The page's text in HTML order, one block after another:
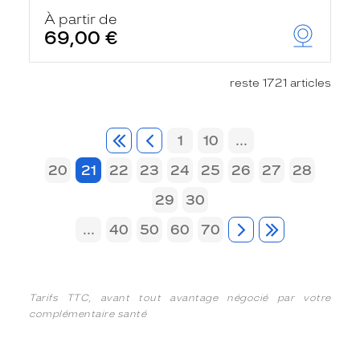
À partir de
69,00 €
reste 1721 articles
1 10
...
20
21 22 23 24 25 26 27
28
29
30
...
40 50 60 70
Tarifs TTC, avant tout avantage négocié par votre
complémentaire santé